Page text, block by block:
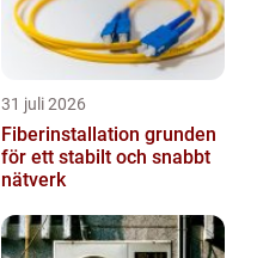
31 juli 2026
Fiberinstallation grunden
för ett stabilt och snabbt
nätverk